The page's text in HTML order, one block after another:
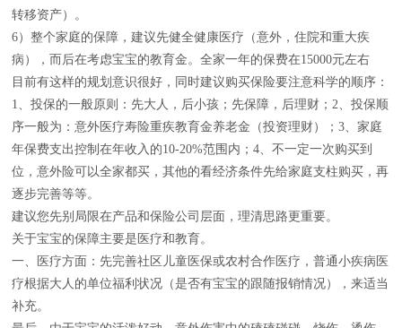
转移资产）。
6）整个家庭的保障，建议先健全健康医疗（意外，住院和重大疾
病），而后在考虑宝宝的教育金。全家一年的保费在15000元左右
目前有这样的规划意识很好，同时建议购买保险要注意科学的顺序：
1、投保的一般原则：先大人，后小孩；先保障，后理财；2、投保顺
序一般为：意外医疗寿险重疾教育金养老金（投资理财）；3、家庭
年保费支出控制在年收入的10-20%范围内；4、不一定一次购买到
位，意外险可以全家都买，其他的看经济条件先给家庭支柱购买，再
逐步完善等等。
建议您先别局限在产品和保险公司层面，理清思路更重要。
关于宝宝的保障主要是医疗和教育。
一、医疗方面：先完善社区儿童医保或农村合作医疗，普通小疾病医
疗根据大人的单位福利状况（是否有宝宝的跟随报销情况），来适当
补充。